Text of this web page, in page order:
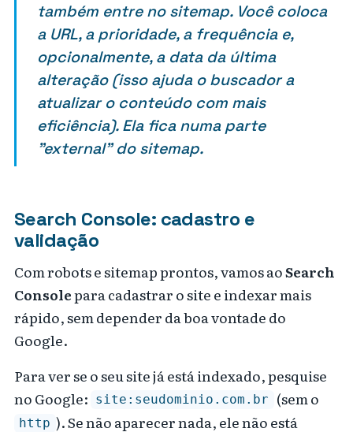
também entre no sitemap. Você coloca
a URL, a prioridade, a frequência e,
opcionalmente, a data da última
alteração (isso ajuda o buscador a
atualizar o conteúdo com mais
eficiência). Ela fica numa parte
"external" do sitemap.
Search Console: cadastro e
validação
Com robots e sitemap prontos, vamos aoSearch
Consolepara cadastrar o site e indexar mais
rápido, sem depender da boa vontade do
Google.
Para ver se o seu site já está indexado, pesquise
no Google: site:seudominio.com.br (sem o
http ). Se não aparecer nada, ele não está